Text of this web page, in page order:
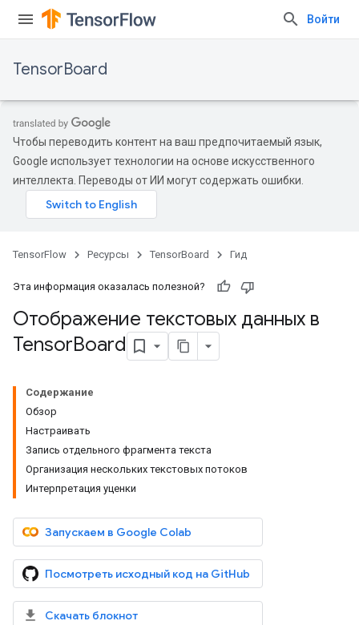
Войти
TensorBoard
Чтобы переводить контент на ваш предпочитаемый язык,
Google использует технологии на основе искусственного
интеллекта. Переводы от ИИ могут содержать ошибки.
TensorFlow Ресурсы TensorBoard Гид
Эта информация оказалась полезной?
Отображение текстовых данных в
TensorBoard
Содержание
Обзор
Настраивать
Запись отдельного фрагмента текста
Организация нескольких текстовых потоков
Интерпретация уценки
Запускаем в Google Colab
Посмотреть исходный код на GitHub
Скачать блокнот